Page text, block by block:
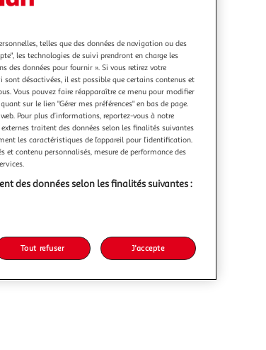
telles que des données de navigation ou des
les technologies de suivi prendront en charge les
des données pour fournir ». Si vous retirez votre
désactivées, il est possible que certains contenus et
Vous pouvez faire réapparaître ce menu pour modifier
sur le lien "Gérer mes préférences" en bas de page.
Pour plus d’informations, reportez-vous à notre
traitent des données selon les finalités suivantes
les caractéristiques de l’appareil pour l’identification.
contenu personnalisés, mesure de performance des
des données selon les finalités suivantes :
Tout refuser J'accepte